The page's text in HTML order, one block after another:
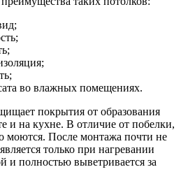
во влажных помещениях.
покрытия от образования
и на кухне. В отличие от побелки,
моются. После монтажа почти не
только при нагревании
и полностью выветривается за